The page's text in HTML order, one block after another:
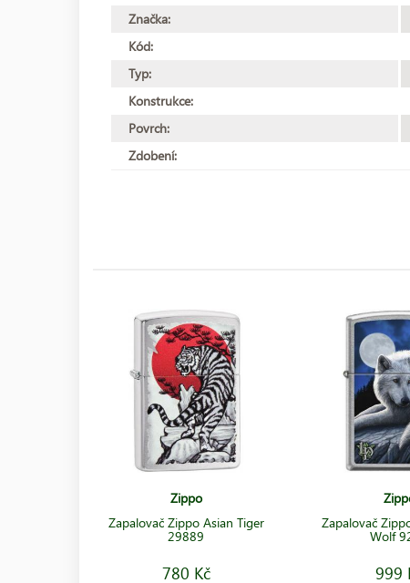
Značka:
Kód:
Typ:
Konstrukce:
Povrch:
Zdobení:
Zippo
Zapalovač Zippo Asian Tiger
29889
780 Kč
Zapalovač
Wolf
999